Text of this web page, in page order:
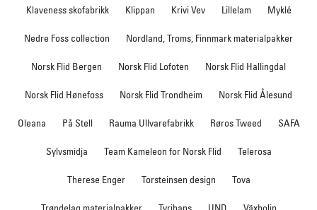
Klaveness skofabrikk Klippan Krivi Vev Lillelam Myklé
Nedre Foss collection Nordland, Troms, Finnmark materialpakker
Norsk Flid Bergen Norsk Flid Lofoten Norsk Flid Hallingdal
Norsk Flid Hønefoss Norsk Flid Trondheim Norsk Flid Ålesund
Oleana På Stell Rauma Ullvarefabrikk Røros Tweed SAFA
Sylvsmidja Team Kameleon for Norsk Flid Telerosa
Therese Enger Torsteinsen design Tova